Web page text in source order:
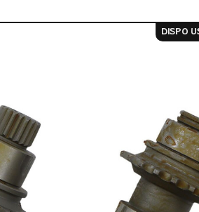
COMMANDES AUX PIEDS
& ACCESSOIRES
DE MONTAGE &
BOUGIES
AUDIO,
DISPO